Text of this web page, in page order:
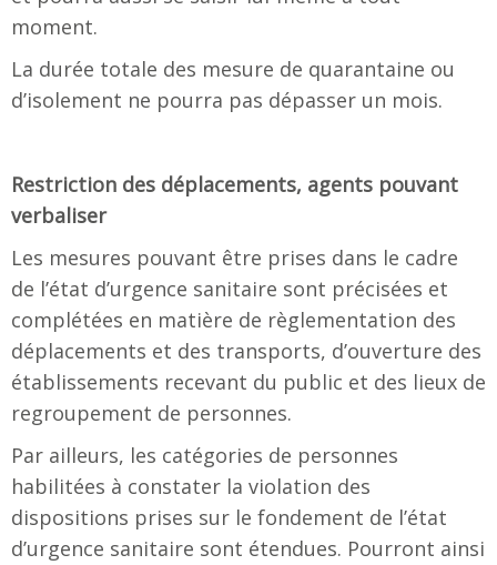
moment.
La durée totale des mesure de quarantaine ou
d’isolement ne pourra pas dépasser un mois.
Restriction des déplacements, agents pouvant
verbaliser
Les mesures pouvant être prises dans le cadre
de l’état d’urgence sanitaire sont précisées et
complétées en matière de règlementation des
déplacements et des transports, d’ouverture des
établissements recevant du public et des lieux de
regroupement de personnes.
Par ailleurs, les catégories de personnes
habilitées à constater la violation des
dispositions prises sur le fondement de l’état
d’urgence sanitaire sont étendues. Pourront ainsi